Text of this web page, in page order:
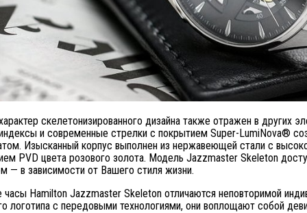
скелетонизированного дизайна также отражен в других
и современные стрелки с покрытием Super-LumiNova®
Изысканный корпус выполнен из нержавеющей стали с
PVD цвета розового золота. Модель Jazzmaster Skeleton
— в зависимости от Вашего стиля жизни.
часы Hamilton Jazzmaster Skeleton отличаются неповторимой
логотипа с передовыми технологиями, они воплощают собой